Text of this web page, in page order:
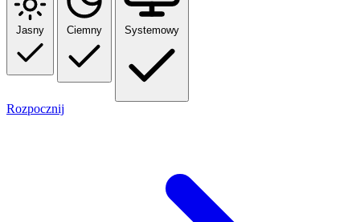
Jasny Ciemny Systemowy
Rozpocznij